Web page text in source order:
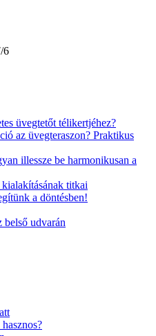
6
üvegtetőt télikertjéhez?
az üvegteraszon? Praktikus
illessze be harmonikusan a
titkai
a döntésben!
belső udvarán